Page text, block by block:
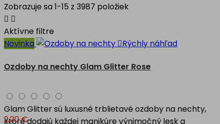
Zobrazuje sa 1-15 z 3987 položiek
 
Aktívne filtre
Novinka
Rýchly náhľad
Ozdoby na nechty Glam Glitter Rose
Glam Glitter sú luxusné trblietavé ozdoby na nechty,
ktoré dodajú každej manikúre výnimočný lesk a
2,20 €